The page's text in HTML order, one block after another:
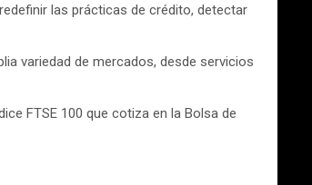
las prácticas de crédito, detectar
variedad de mercados, desde servicios
FTSE 100 que cotiza en la Bolsa de